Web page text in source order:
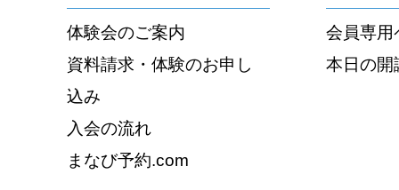
体験会のご案内
資料請求・体験のお申し
込み
入会の流れ
まなび予約.com
会員専用
本日の開